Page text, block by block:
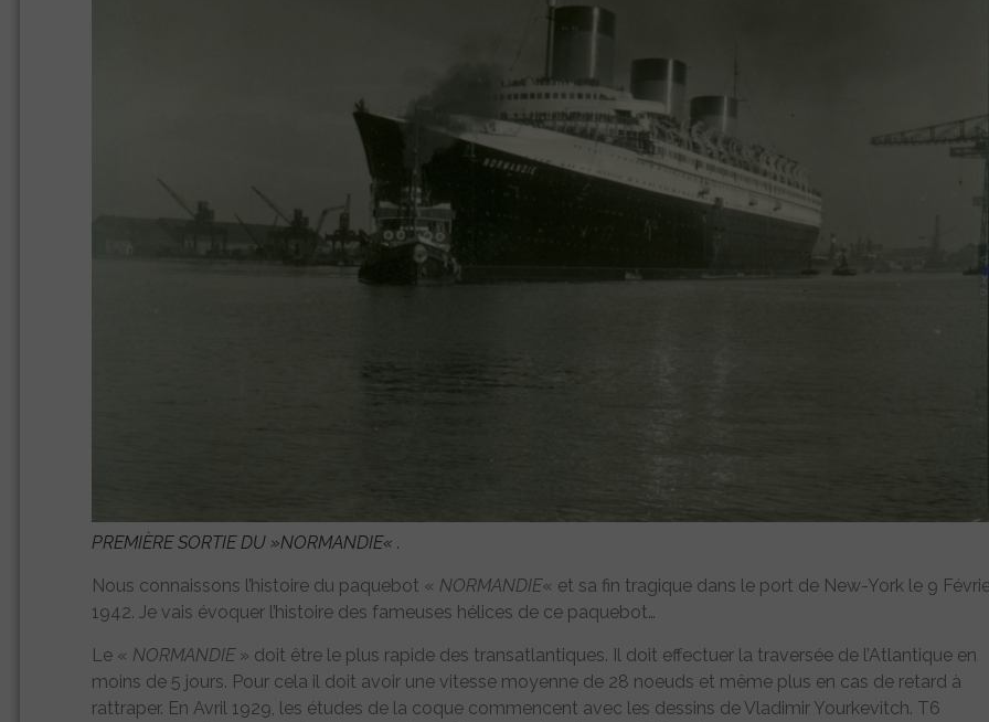
PREMIÈRE SORTIE DU »NORMANDIE« .
Nous connaissons l’histoire du paquebot « NORMANDIE« et sa fin tragique dans le port de New-York le 9
1942. Je vais évoquer l’histoire des fameuses hélices de ce paquebot…
Le « NORMANDIE» doit être le plus rapide des transatlantiques. Il doit effectuer la traversée de l’Atlantique en
moins de 5 jours. Pour cela il doit avoir une vitesse moyenne de 28 noeuds et même plus en cas de retard à
rattraper. En Avril 1929, les études de la coque commencent avec les dessins de Vladimir Yourkevitch. T6